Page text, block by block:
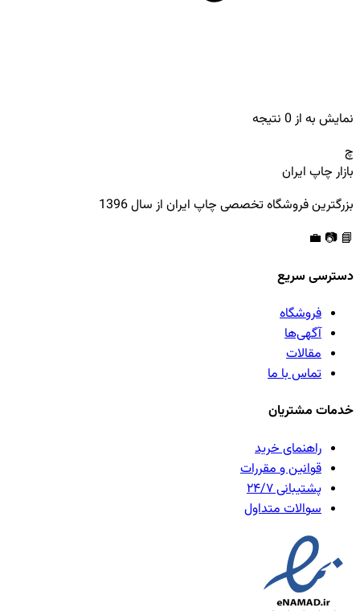
نمایش به از0 نتیجه
چ
بازار چاپ ایران
بزرگترین فروشگاه تخصصی چاپ ایران از سال 1396
📘
📷
💼
دسترسی سریع
فروشگاه
آگهی‌ها
مقالات
تماس با ما
خدمات مشتریان
راهنمای خرید
قوانین و مقررات
پشتیبانی ۲۴/۷
سوالات متداول